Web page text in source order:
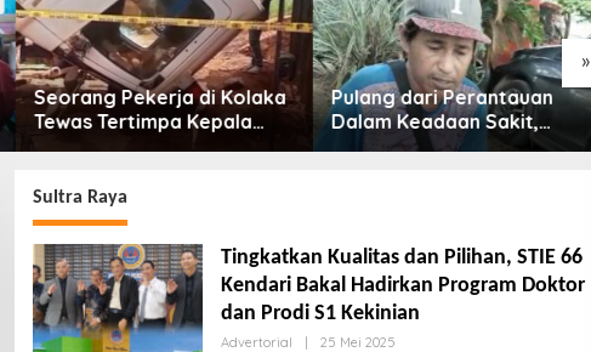
»
Seorang Pekerja di Kolaka
Tewas Tertimpa Kepala
Pulang dari Perantauan
Dalam Keadaan Sakit,
Seorang Pria di Kolaka
Sultra Raya
Tingkatkan Kualitas dan Pilihan, STIE 66
Kendari Bakal Hadirkan Program Doktor
dan Prodi S1 Kekinian
Advertorial | 25 Mei 2025